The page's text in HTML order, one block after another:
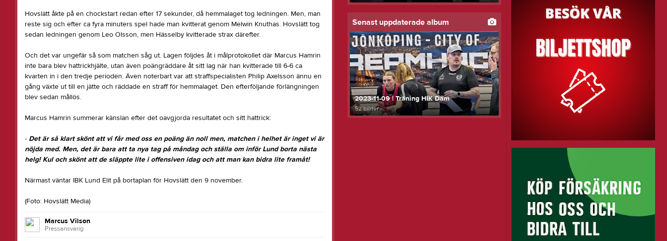
Hovslätt åkte på en chockstart redan efter 17 sekunder, då hemmalaget tog ledningen. Men, man
reste sig och efter ca fyra minuters spel hade man kvitterat genom Melwin Knuthas. Hovslätt tog
sedan ledningen genom Leo Olsson, men Hässelby kvitterade strax därefter.
Och det var ungefär så som matchen såg ut. Lagen följdes åt i målprotokollet där Marcus Hamrin
inte bara blev hattrickhjälte, utan även poängräddare åt sitt lag när han kvitterade till 6-6 ca
kvarten in i den tredje perioden. Även noterbart var att straffspecialisten Philip Axelsson ännu en
gång växte ut till en jätte och räddade en straff för hemmalaget. Den efterföljande förlängningen
blev sedan mållös.
Marcus Hamrin summerar känslan efter det oavgjorda resultatet och sitt hattrick:
- Det är så klart skönt att vi får med oss en poäng än noll men, matchen i helhet är inget vi är
nöjda med. Men, det är bara att ta nya tag på måndag och ställa om inför Lund borta nästa
helg! Kul och skönt att de släppte lite i offensiven idag och att man kan bidra lite framåt!
Närmast väntar IBK Lund Elit på bortaplan för Hovslätt den 9 november.
(Foto: Hovslätt Media)
Marcus Vilson
Pressansvarig
Senast uppdaterade album
2023-11-09 | Träning HIK Dam
52 bilder